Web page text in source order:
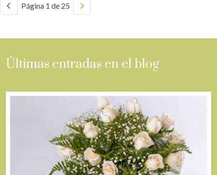
Página 1 de 25
Últimas entradas en el blog